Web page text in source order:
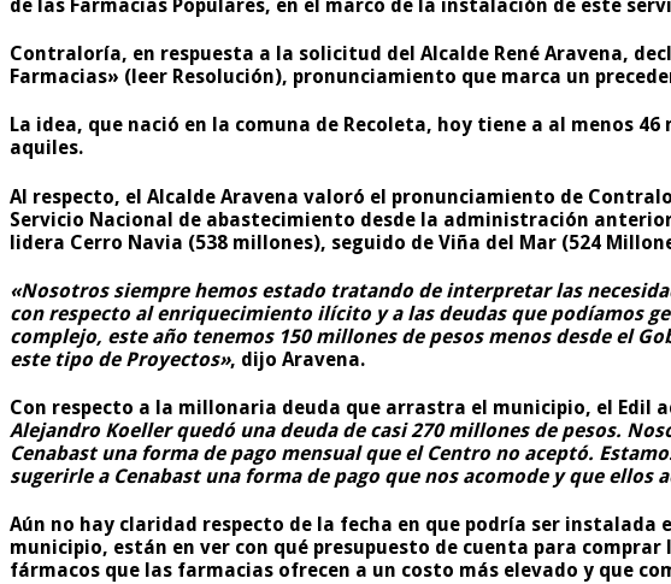
de las Farmacias Populares, en el marco de la instalación de este
Contraloría, en respuesta a la solicitud del Alcalde René Aravena,
Farmacias» (leer Resolución), pronunciamiento que marca un
La idea, que nació en la comuna de Recoleta, hoy tiene a al menos
aquiles.
Al respecto, el Alcalde Aravena valoró el pronunciamiento de
Servicio Nacional de abastecimiento desde la administración
lidera Cerro Navia (538 millones), seguido de Viña del Mar (524
«Nosotros siempre hemos estado tratando de interpretar las
con respecto al enriquecimiento ilícito y a las deudas que podíamos
complejo, este año tenemos 150 millones de pesos menos desde el
este tipo de Proyectos», dijo Aravena.
Con respecto a la millonaria deuda que arrastra el municipio, el Edil
Alejandro Koeller quedó una deuda de casi 270 millones de pesos.
Cenabast una forma de pago mensual que el Centro no aceptó.
sugerirle a Cenabast una forma de pago que nos acomode y que
Aún no hay claridad respecto de la fecha en que podría ser instalada
municipio, están en ver con qué presupuesto de cuenta para
fármacos que las farmacias ofrecen a un costo más elevado y que